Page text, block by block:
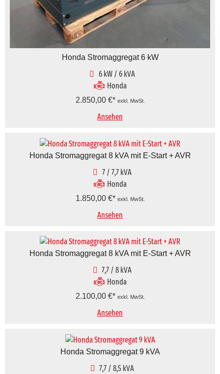
Honda Stromaggregat 6 kW
6 kW / 6 kVA
Honda
2.850,00 € exkl. MwSt.
Ansehen
Honda Stromaggregat 8 kVA mit E-Start + AVR
7 / 7,7 kVA
Honda
1.850,00 € exkl. MwSt.
Ansehen
Honda Stromaggregat 8 kVA mit E-Start + AVR
7,7 / 8 kVA
Honda
2.100,00 € exkl. MwSt.
Ansehen
Honda Stromaggregat 9 kVA
7,7 / 8,5 kVA